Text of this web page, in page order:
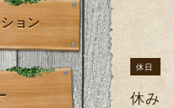
休日
休み
ョン